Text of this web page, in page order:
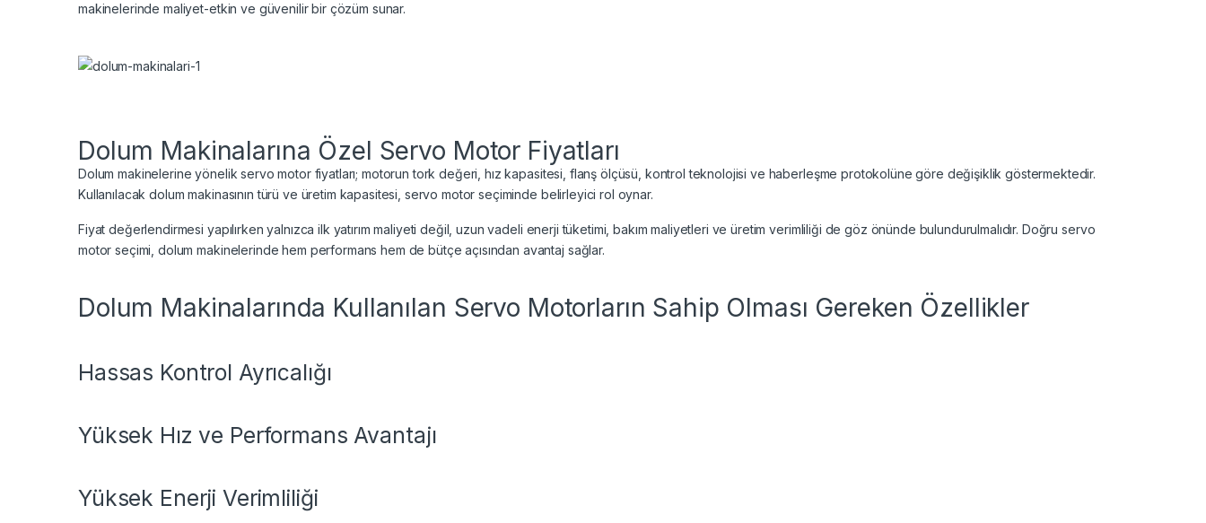
makinelerinde maliyet-etkin ve güvenilir bir çözüm sunar.
Dolum Makinalarına Özel Servo Motor Fiyatları
Dolum makinelerine yönelik servo motor fiyatları; motorun tork değeri, hız kapasitesi, flanş ölçüsü, kontrol teknolojisi ve haberleşme protokolüne göre değişiklik göstermektedir.
Kullanılacak dolum makinasının türü ve üretim kapasitesi, servo motor seçiminde belirleyici rol oynar.
Fiyat değerlendirmesi yapılırken yalnızca ilk yatırım maliyeti değil, uzun vadeli enerji tüketimi, bakım maliyetleri ve üretim verimliliği de göz önünde bulundurulmalıdır. Doğru servo
motor seçimi, dolum makinelerinde hem performans hem de bütçe açısından avantaj sağlar.
Dolum Makinalarında Kullanılan Servo Motorların Sahip Olması Gereken Özellikler
Hassas Kontrol Ayrıcalığı
Yüksek Hız ve Performans Avantajı
Yüksek Enerji Verimliliği